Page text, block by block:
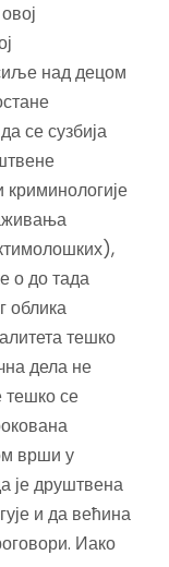
над децом
се сузбија
криминологије
о до тада
облика
тешко
дела не
тешко се
врши у
је друштвена
и да већина
Иако